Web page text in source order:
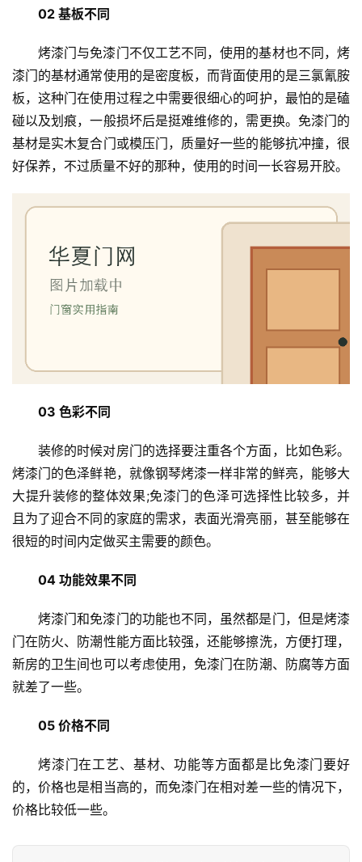
庭
院
大
门
铸
门
业
资
我
们
02 基板不同
烤漆门与免漆门不仅工艺不同，使用的基材也不同，烤
漆门的基材通常使用的是密度板，而背面使用的是三氯氰胺
板，这种门在使用过程之中需要很细心的呵护，最怕的是磕
碰以及划痕，一般损坏后是挺难维修的，需更换。免漆门的
基材是实木复合门或模压门，质量好一些的能够抗冲撞，很
好保养，不过质量不好的那种，使用的时间一长容易开胶。
03 色彩不同
装修的时候对房门的选择要注重各个方面，比如色彩。
烤漆门的色泽鲜艳，就像钢琴烤漆一样非常的鲜亮，能够大
大提升装修的整体效果;免漆门的色泽可选择性比较多，并
且为了迎合不同的家庭的需求，表面光滑亮丽，甚至能够在
很短的时间内定做买主需要的颜色。
04 功能效果不同
烤漆门和免漆门的功能也不同，虽然都是门，但是烤漆
门在防火、防潮性能方面比较强，还能够擦洗，方便打理，
新房的卫生间也可以考虑使用，免漆门在防潮、防腐等方面
就差了一些。
05 价格不同
烤漆门在工艺、基材、功能等方面都是比免漆门要好
的，价格也是相当高的，而免漆门在相对差一些的情况下，
价格比较低一些。